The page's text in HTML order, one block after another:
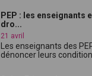
PEP : les enseignants
dro...
21 avril
Les enseignants des
dénoncer leurs